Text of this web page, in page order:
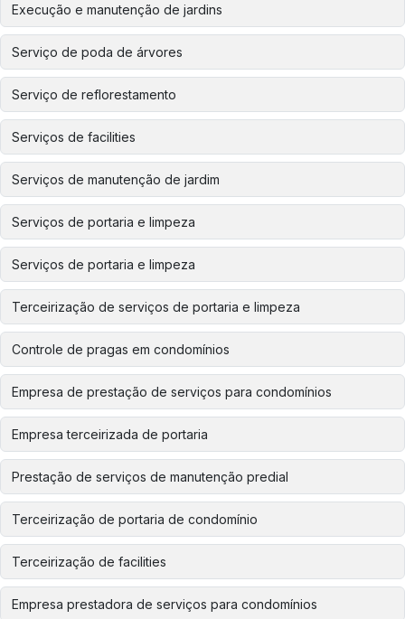
Execução e manutenção de jardins
Serviço de poda de árvores
Serviço de reflorestamento
Serviços de facilities
Serviços de manutenção de jardim
Serviços de portaria e limpeza
Serviços de portaria e limpeza
Terceirização de serviços de portaria e limpeza
Controle de pragas em condomínios
Empresa de prestação de serviços para condomínios
Empresa terceirizada de portaria
Prestação de serviços de manutenção predial
Terceirização de portaria de condomínio
Terceirização de facilities
Empresa prestadora de serviços para condomínios